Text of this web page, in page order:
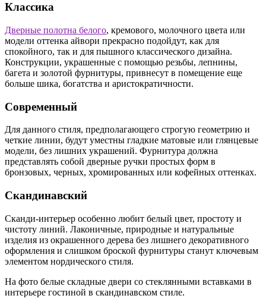
Классика
Дверные полотна белого, кремового, молочного цвета или
модели оттенка айвори прекрасно подойдут, как для
спокойного, так и для пышного классического дизайна.
Конструкции, украшенные с помощью резьбы, лепнины,
багета и золотой фурнитуры, привнесут в помещение еще
больше шика, богатства и аристократичности.
Современный
Для данного стиля, предполагающего строгую геометрию и
четкие линии, будут уместны гладкие матовые или глянцевые
модели, без лишних украшений. Фурнитура должна
представлять собой дверные ручки простых форм в
бронзовых, черных, хромированных или кофейных оттенках.
Скандинавский
Сканди-интерьер особенно любит белый цвет, простоту и
чистоту линий. Лаконичные, природные и натуральные
изделия из окрашенного дерева без лишнего декоративного
оформления и слишком броской фурнитуры станут ключевым
элементом нордического стиля.
На фото белые складные двери со стеклянными вставками в
интерьере гостиной в скандинавском стиле.